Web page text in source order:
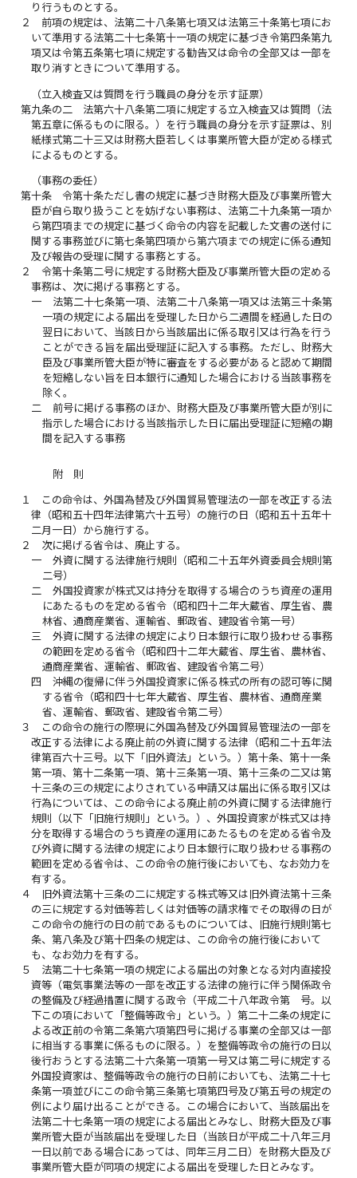
り行うものとする。
２
前項の規定は、法第二十八条第七項又は法第三十条第七項にお
いて準用する法第二十七条第十一項の規定に基づき令第四条第九
項又は令第五条第七項に規定する勧告又は命令の全部又は一部を
取り消すときについて準用する。
（立入検査又は質問を行う職員の身分を示す証票）
第九条の二
法第六十八条第二項に規定する立入検査又は質問（法
第五章に係るものに限る。）を行う職員の身分を示す証票は、別
紙様式第二十三又は財務大臣若しくは事業所管大臣が定める様式
によるものとする。
（事務の委任）
第十条
令第十条ただし書の規定に基づき財務大臣及び事業所管大
臣が自ら取り扱うことを妨げない事務は、法第二十九条第一項か
ら第四項までの規定に基づく命令の内容を記載した文書の送付に
関する事務並びに第七条第四項から第六項までの規定に係る通知
及び報告の受理に関する事務とする。
２
令第十条第二号に規定する財務大臣及び事業所管大臣の定める
事務は、次に掲げる事務とする。
一
法第二十七条第一項、法第二十八条第一項又は法第三十条第
一項の規定による届出を受理した日から二週間を経過した日の
翌日において、当該日から当該届出に係る取引又は行為を行う
ことができる旨を届出受理証に記入する事務。ただし、財務大
臣及び事業所管大臣が特に審査をする必要があると認めて期間
を短縮しない旨を日本銀行に通知した場合における当該事務を
除く。
二
前号に掲げる事務のほか、財務大臣及び事業所管大臣が別に
指示した場合における当該指示した日に届出受理証に短縮の期
間を記入する事務
附 則
１
この命令は、外国為替及び外国貿易管理法の一部を改正する法
律（昭和五十四年法律第六十五号）の施行の日（昭和五十五年十
二月一日）から施行する。
２
次に掲げる省令は、廃止する。
一
外資に関する法律施行規則（昭和二十五年外資委員会規則第
二号）
二
外国投資家が株式又は持分を取得する場合のうち資産の運用
にあたるものを定める省令（昭和四十二年大蔵省、厚生省、農
林省、通商産業省、運輸省、郵政省、建設省令第一号）
三
外資に関する法律の規定により日本銀行に取り扱わせる事務
の範囲を定める省令（昭和四十二年大蔵省、厚生省、農林省、
通商産業省、運輸省、郵政省、建設省令第二号）
四
沖縄の復帰に伴う外国投資家に係る株式の所有の認可等に関
する省令（昭和四十七年大蔵省、厚生省、農林省、通商産業
省、運輸省、郵政省、建設省令第二号）
３
この命令の施行の際現に外国為替及び外国貿易管理法の一部を
改正する法律による廃止前の外資に関する法律（昭和二十五年法
律第百六十三号。以下「旧外資法」という。）第十条、第十一条
第一項、第十二条第一項、第十三条第一項、第十三条の二又は第
十三条の三の規定によりされている申請又は届出に係る取引又は
行為については、この命令による廃止前の外資に関する法律施行
規則（以下「旧施行規則」という。）、外国投資家が株式又は持
分を取得する場合のうち資産の運用にあたるものを定める省令及
び外資に関する法律の規定により日本銀行に取り扱わせる事務の
範囲を定める省令は、この命令の施行後においても、なお効力を
有する。
４
旧外資法第十三条の二に規定する株式等又は旧外資法第十三条
の三に規定する対価等若しくは対価等の請求権でその取得の日が
この命令の施行の日の前であるものについては、旧施行規則第七
条、第八条及び第十四条の規定は、この命令の施行後において
も、なお効力を有する。
５
法第二十七条第一項の規定による届出の対象となる対内直接投
資等（電気事業法等の一部を改正する法律の施行に伴う関係政令
の整備及び経過措置に関する政令（平成二十八年政令第 号。以
下この項において「整備等政令」という。）第二十二条の規定に
よる改正前の令第二条第六項第四号に掲げる事業の全部又は一部
に相当する事業に係るものに限る。）を整備等政令の施行の日以
後行おうとする法第二十六条第一項第一号又は第二号に規定する
外国投資家は、整備等政令の施行の日前においても、法第二十七
条第一項並びにこの命令第三条第七項第四号及び第五号の規定の
例により届け出ることができる。この場合において、当該届出を
法第二十七条第一項の規定による届出とみなし、財務大臣及び事
業所管大臣が当該届出を受理した日（当該日が平成二十八年三月
一日以前である場合にあっては、同年三月二日）を財務大臣及び
事業所管大臣が同項の規定による届出を受理した日とみなす。